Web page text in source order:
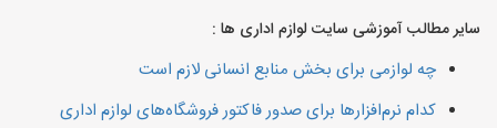
سایر مطالب آموزشی سایت لوازم اداری ها :
چه لوازمی برای بخش منابع انسانی لازم است
کدام نرم‌افزارها برای صدور فاکتور فروشگاه‌های لوازم اداری